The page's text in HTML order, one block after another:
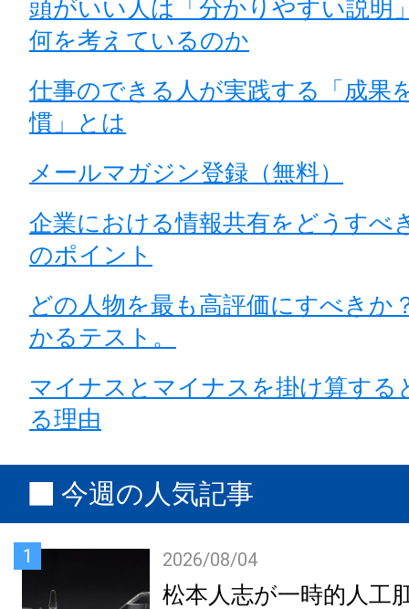
頭がいい人は「分かりやすい説明
何を考えているのか
仕事のできる人が実践する「成果
慣」とは
メールマガジン登録（無料）
企業における情報共有をどうすべ
のポイント
どの人物を最も高評価にすべきか
かるテスト。
マイナスとマイナスを掛け算する
る理由
今週の人気記事
1 2026/08/04
松本人志が一時的人工